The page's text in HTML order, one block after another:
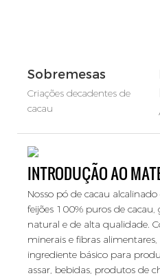
Sobremesas
Criações decadentes de
cacau
INTRODUÇÃO AO
Nosso pó de cacau
feijões 100% puros de
natural e de alta qualidade.
minerais e fibras
ingrediente básico para
assar, bebidas, produtos de